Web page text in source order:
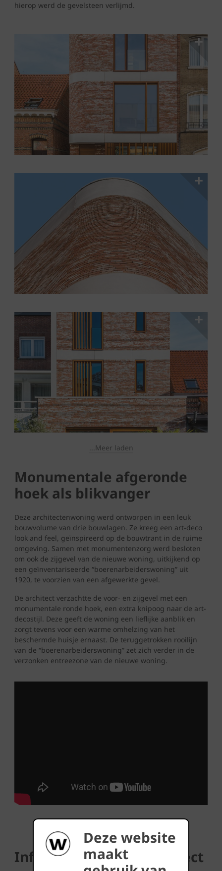
Deze website
maakt
hierop werd de gevelsteen verlijmd.
...Meer laden
Monumentale afgeronde
hoek als blikvanger
Deze architectenwoning werd ontworpen in een leuk
bouwvolume van drie bouwlagen. Ze kreeg een art-deco
look and feel, geïnspireerd op de bouwtrant in de ruime
omgeving. Samen met monumentenzorg werd besloten
om ook de zijgevel van de nieuwe woning, uitkijkend op
een geïnventariseerde “boerenarbeiderswoning” uit
1920, te voorzien van een afgewerkte gevel.
De architect verzachtte de voor- en zijgevel met een
monumentale ronde hoek, een extra knipoog naar de art-
decostijl. Deze geeft de woning een lieflijke aanblik en
zorgt tevens voor een warme omhelzing van het
beschermde huisje ernaast. De teruggetrokken rooilijn
van de “boerenarbeiderswoning” zet zich verder in de
verzonken entreezone van de nieuwe woning.
Informatie over het project